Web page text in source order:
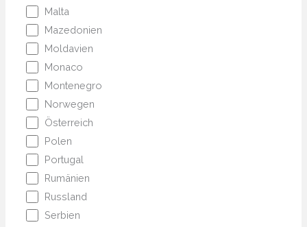
Malta
Mazedonien
Moldavien
Monaco
Montenegro
Norwegen
Österreich
Polen
Portugal
Rumänien
Russland
Serbien